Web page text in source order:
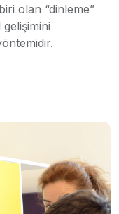
olan “dinleme”